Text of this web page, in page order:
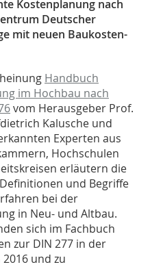
Kostenplanung nach
Deutscher
mit neuen Baukosten-
Handbuch
im Hochbau nach
vom Herausgeber Prof.
Kalusche und
Experten aus
Hochschulen
erläutern die
und Begriffe
bei der
in Neu- und Altbau.
sich im Fachbuch
zur DIN 277 in der
und zu